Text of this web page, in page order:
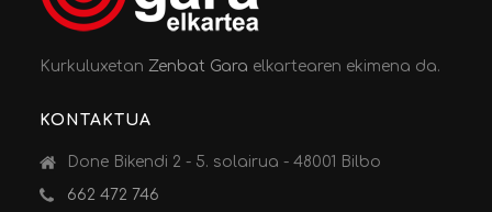
KurkuluxetanZenbat Gara elkartearen ekimena da.
KONTAKTUA
Done Bikendi 2 - 5. solairua - 48001 Bilbo
662 472 746